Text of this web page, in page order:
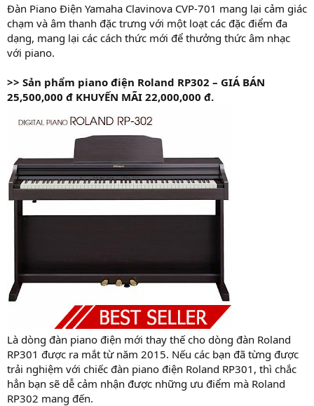
Đàn Piano Điện Yamaha Clavinova CVP-701 mang lại cảm giác
chạm và âm thanh đặc trưng với một loạt các đặc điểm đa
dạng, mang lại các cách thức mới để thưởng thức âm nhạc
với piano.
>> Sản phẩm piano điện Roland RP302 – GIÁ BÁN
25,500,000 đ KHUYẾN MÃI 22,000,000 đ.
Là dòng đàn piano điện mới thay thế cho dòng đàn Roland
RP301 được ra mắt từ năm 2015. Nếu các bạn đã từng được
trải nghiệm với chiếc đàn piano điện Roland RP301, thì chắc
hẳn bạn sẽ dễ cảm nhận được những ưu điểm mà Roland
RP302 mang đến.